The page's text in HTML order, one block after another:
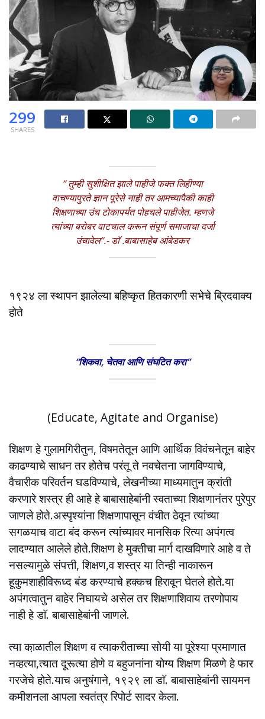
299
SHARES
” तुम्ही सुशीक्षित झाले पाहीजे फक्त लिहीण्या
वाचण्यापुरते ज्ञान पूरेसे नाही तर आमच्यापैकी काही
शिक्षणाच्या उंच टोकापर्यत पोहचले पाहीजेत. म्हणजे
त्यांच्या बरोबर वाटचाल करून संपूर्ण समाजाचा दर्जा
उंचावेल”.- डाॅ .बाबासाहेब आंबेडकर
१९२४ ला स्थापन झालेल्या बहिष्कृत हितकारणी सभेचे ब्रिदवाक्य
होते
“शिकवा, चेतवा आणि संघटित करा”
(Educate, Agitate and Organise)
शिक्षण हे गुलामगिरीतुन, विषमतेतून आणि आर्थिक विवंचनेतून बाहेर
काढण्याचे साधन तर होतेच परंतू ते नवचेतना जागविण्याचे,
वैचारीक परिवर्तन घडविण्याचे, लेखनीच्या माध्यमातुन क्रांती
करणारे शस्त्र ही आहे हे बाबासाहेबांनी स्वताच्या शिक्षणानंतर पुरेपुर
जाणले होते.अस्पृश्यांना शिक्षणापासून वंचीत ठेवून त्यांच्या
सगळयाच वाटा बंद करून त्यांच्यावर मानसिक रित्या अपंगत्व
लादण्यात आलेले होते.शिक्षण हे मुक्तीचा मार्ग दाखविणारे आहे व ते
नसल्यामुळे संपत्ती, शिक्षण,व शस्त्र या तिन्ही नाकारून
हूकुमशाहीविरूध्द बंड करण्याचे हक्कच हिरावून घेतले होते.या
अपंगत्वातुन बाहेर निघायचे असेल तर शिक्षणाशिवाय तरणोपाय
नाही हे डाॅ. बाबासाहेबांनी जाणले.
त्या का़ळातील शिक्षण व त्याकरीताच्या सोयी या पूरेश्या प्रमाणात
नव्हत्या,त्यात दूरूत्या होणे व बहुजनांना योग्य शिक्षण मिळणे हे फार
गरजेचे होते.याच अनुषंगाने, १९२९ ला डाॅ. बाबासाहेबांनी सायमन
कमीशनला आपला स्वतंत्र रिपोर्ट सादर केला.